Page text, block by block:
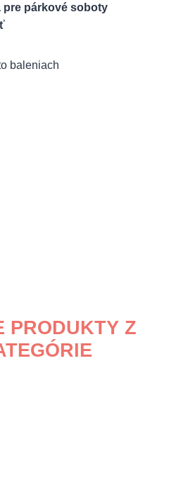
pre párkové soboty
baleniach
PRODUKTY Z